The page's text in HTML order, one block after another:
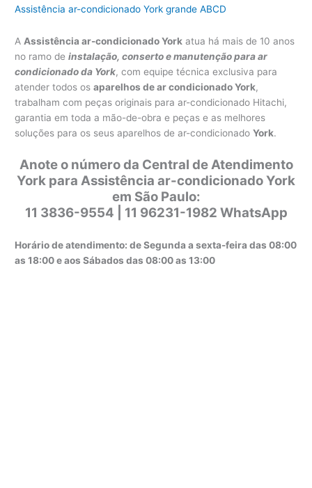
Assistência ar-condicionado York grande ABCD
A Assistência ar-condicionado York atua há mais de 10 anos
no ramo deinstalação, conserto e manutenção para ar
condicionado da York, com equipe técnica exclusiva para
atender todos osaparelhos de ar condicionado York,
trabalham com peças originais para ar-condicionado Hitachi,
garantia em toda a mão-de-obra e peças e as melhores
soluções para os seus aparelhos de ar-condicionadoYork.
Anote o número da Central de Atendimento
York para Assistência ar-condicionado York
em São Paulo:
11 3836-9554 | 11 96231-1982 WhatsApp
Horário de atendimento: de Segunda a sexta-feira das 08:00
as 18:00 e aos Sábados das 08:00 as 13:00